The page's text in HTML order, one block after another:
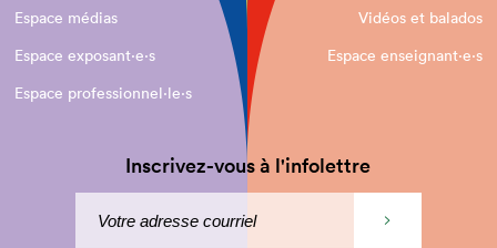
Espace médias
Vidéos et balados
Espace exposant·e⋅s
Espace enseignant·e⋅s
Espace professionnel·le⋅s
Inscrivez-vous à l'infolettre